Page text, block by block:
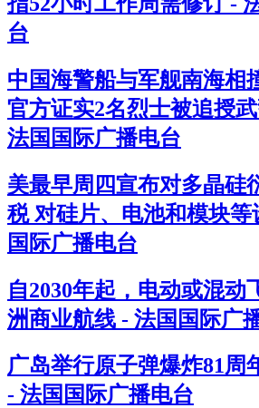
台
中国海警船与军舰南海相
官方证实2名烈士被追授
法国国际广播电台
美最早周四宣布对多晶硅
税 对硅片、电池和模块等
国际广播电台
自2030年起，电动或混动
洲商业航线 - 法国国际广
广岛举行原子弹爆炸81周
- 法国国际广播电台